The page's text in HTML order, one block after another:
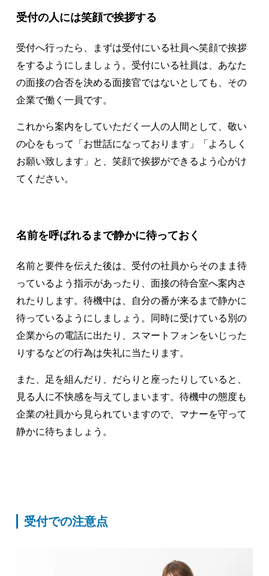
受付の人には笑顔で挨拶する
受付へ行ったら、まずは受付にいる社員へ笑顔で挨拶
をするようにしましょう。受付にいる社員は、あなた
の面接の合否を決める面接官ではないとしても、その
企業で働く一員です。
これから案内をしていただく一人の人間として、敬い
の心をもって「お世話になっております」「よろしく
お願い致します」と、笑顔で挨拶ができるよう心がけ
てください。
名前を呼ばれるまで静かに待っておく
名前と要件を伝えた後は、受付の社員からそのまま待
っているよう指示があったり、面接の待合室へ案内さ
れたりします。待機中は、自分の番が来るまで静かに
待っているようにしましょう。同時に受けている別の
企業からの電話に出たり、スマートフォンをいじった
りするなどの行為は失礼に当たります。
また、足を組んだり、だらりと座ったりしていると、
見る人に不快感を与えてしまいます。待機中の態度も
企業の社員から見られていますので、マナーを守って
静かに待ちましょう。
受付での注意点